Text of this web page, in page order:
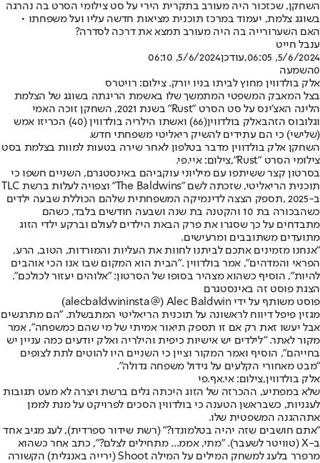
השחקן, שכזכור היה מעורב בתקרית הירי על סט צילומי הסרט בה נהרגה
בשוגג צלמת, יעמוד במרכז תוכנית מציאות חדשה עליו ועל משפחתו •
האם השערורייה בה היה מעורב תמצא את דרכה לסדרה?
ענבל חייט
5/6/2024, 06:05
,עודכן5/6/2024, 06:10
0השמעה
אלק בולדווין מחוץ לביתו בניו יורק. צילום: רויטרס
בצל המאבק המשפטי המתמשך שלו באשמת הריגתה בשוגג של הצלמת
הלינה האצ'ינס על סט הסרט "Rust" בשנת 2021, השחקן זוכה האמי
וגלובוס הזהבאלק בולדווין
(66) ואשתו הילריה בולדווין (40) הכריזו אמש
(שלישי) כי הם עתידים להשיק ריאליטי משפחתי חדש.
השחקן אלק בולדווין מדבר בטלפון לאחר שירה בטעות למוות בצלמת בסט
צילומי הסרט "Rust",צילום: איי.פי.
בסרטון קצר ששיתפו עם מיליוני עוקביהם באינסטגרם, השניים חשפו כי
תוכנית הריאליטי, שזכתה לשם "The Baldwins" וצפויה לעלות ברשת TLC
ב-2025 ,תספק הצצה לדינמיקה המשפחתית שלהם הכוללת שבעה ילדים
כשהבכורה בת 10 והקטנה בת שנה ושבעה חודשים בלבד, כשהם
מתבדחים על כך שסגרו את פרק הבאת הילדים לעולם וברקע ילדי הזוג
מתועדים משתובבים ומרעישים.
"אנחנו מזמינים אתכם לביתנו לחוות את העליות והמורדות, הטוב, הרע,
הפראי והמדהים", אמר בולדווין ."הבית הוא המקום שבו אנו הכי אוהבים
להיות", הוסיף כשהוא מצהיר בסופו של הסרטון: "אלוהים יעזור לכולכם".
הצגת פוסט זה באינסטגרם
פוסט משותף על ידי ‏‎Alec Baldwin‎‏ (@‏‎alecbaldwininsta‎‏)
מגזין פיפל דיווח לראשונה על תוכנית הריאליטי המתבשלת. "הם מתרגשים
אבל יעשו זאת רק אם זו תספק תיאור אמיתי של מי שהם כמשפחה", אמר
מקור לאתר. "לילדים יש אישיות כיפית והילריה ואלק יודעים כמה עניין יש
בחייהם", הוסיף ואמר המקור וציין כי השניים היו להוטים לתת לצופים
"מבט מאחורי הקלעים על גידול משפחה גדולה".
אלק בולדווין,צילום: אי.אף.פי
שלא במפתיע, ההכרזה של הזוג היכתה גלים ברשת ויצרה לא מעט תגובות
לעגניות, כשבראשן הטענה כי בולדווין הסכים לפרויקט על מנת לממן
אתההגנה המשפטית שלו.
"אתם חושבים שזה יהיה בטלמונדו?" (רשת שידור ספרדית), לעג מגיב אחד
ב-X (טוויטר לשעבר). "מתי, אממ... מתחילים לצלם?", כתב אחר כשהוא
מרפרר בלעג למשחק המילים על המילה Shoot (ירייה באנגלית) הקשורה